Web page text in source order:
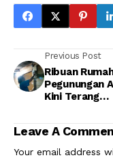
Previous Post
Ribuan
Pegunungan
Kini Terang
Leave A
Your email address